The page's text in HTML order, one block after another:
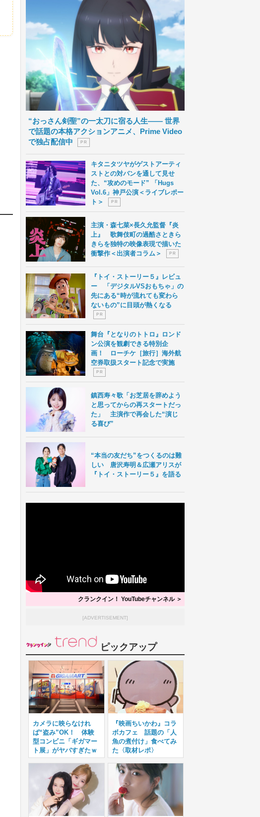
“おっさん剣聖”の一太刀に宿る人生―― 世界
で話題の本格アクションアニメ、Prime Video
で独占配信中
P R
キタニタツヤがゲストアーティ
ストとの対バンを通して見せ
た、“攻めのモード” 「Hugs
Vol.6」神戸公演＜ライブレポー
ト＞
P R
主演・森七菜×長久允監督『炎
上』 歌舞伎町の過酷さときら
きらを独特の映像表現で描いた
衝撃作＜出演者コラム＞
P R
『トイ・ストーリー５』レビュ
ー 「デジタルVSおもちゃ」の
先にある“時が流れても変わら
ないもの”に目頭が熱くなる
P R
舞台『となりのトトロ』ロンド
ン公演を観劇できる特別企
画！ ローチケ［旅行］海外航
空券取扱スタート記念で実施
P R
鎮西寿々歌「お芝居を辞めよう
と思ってからの再スタートだっ
た」 主演作で再会した“演じ
る喜び”
“本当の友だち”をつくるのは難
しい 唐沢寿明＆広瀬アリスが
『トイ・ストーリー５』を語る
クランクイン！ YouTubeチャンネル ＞
[ADVERTISEMENT]
ピックアップ
カメラに映らなけれ
ば“盗み”OK！ 体験
型コンビニ「ギガマー
ト展」がヤバすぎたｗ
『映画ちいかわ』コラ
ボカフェ 話題の「人
魚の煮付け」食べてみ
た〈取材レポ〉